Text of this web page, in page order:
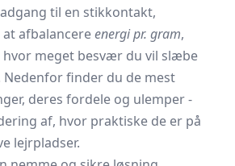
til en stikkontakt,
afbalancereenergi pr. gram,
hvor meget besvær du vil slæbe
Nedenfor finder du de mest
deres fordele og ulemper -
af, hvor praktiske de er på
lejrpladser.